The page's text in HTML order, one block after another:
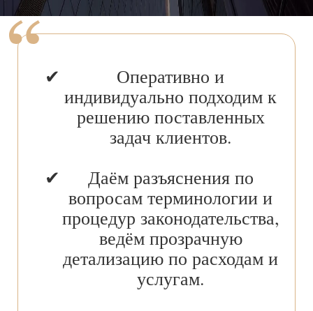
Оперативно и
индивидуально подходим к
решению поставленных
задач клиентов.
Даём разъяснения по
вопросам терминологии и
процедур законодательства,
ведём прозрачную
детализацию по расходам и
услугам.